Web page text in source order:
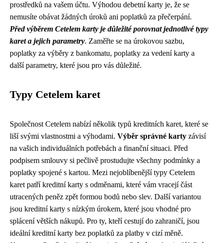
prostředků na vašem účtu. Výhodou debetní karty je, že se
nemusíte obávat žádných úroků ani poplatků za přečerpání.
Před výběrem Cetelem karty je důležité porovnat jednotlivé typy
karet a jejich parametry. Zaměřte se na úrokovou sazbu,
poplatky za výběry z bankomatu, poplatky za vedení karty a
další parametry, které jsou pro vás důležité.
Typy Cetelem karet
Společnost Cetelem nabízí několik typů kreditních karet, které se
liší svými vlastnostmi a výhodami. Výběr správné karty závisí
na vašich individuálních potřebách a finanční situaci. Před
podpisem smlouvy si pečlivě prostudujte všechny podmínky a
poplatky spojené s kartou. Mezi nejoblíbenější typy Cetelem
karet patří kreditní karty s odměnami, které vám vracejí část
utracených peněz zpět formou bodů nebo slev. Další variantou
jsou kreditní karty s nízkým úrokem, které jsou vhodné pro
splácení větších nákupů. Pro ty, kteří cestují do zahraničí, jsou
ideální kreditní karty bez poplatků za platby v cizí měně.